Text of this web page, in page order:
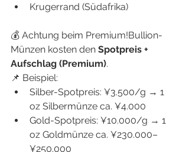
Krugerrand (Südafrika)
💰 Achtung beim Premium!Bullion-
Münzen kosten den Spotpreis +
Aufschlag (Premium).
📌 Beispiel:
Silber-Spotpreis: ¥3.500/g → 1
oz Silbermünze ca. ¥4.000
Gold-Spotpreis: ¥10.000/g → 1
oz Goldmünze ca. ¥230.000–
¥250.000